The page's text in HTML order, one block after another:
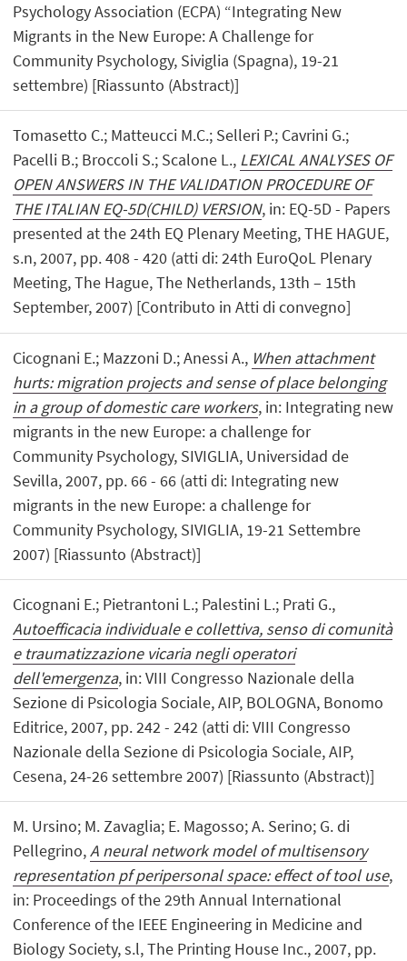
Psychology Association (ECPA) “Integrating New
Migrants in the New Europe: A Challenge for
Community Psychology, Siviglia (Spagna), 19-21
settembre) [Riassunto (Abstract)]
Tomasetto C.; Matteucci M.C.; Selleri P.; Cavrini G.;
Pacelli B.; Broccoli S.; Scalone L., LEXICAL ANALYSES OF
OPEN ANSWERS IN THE VALIDATION PROCEDURE OF
THE ITALIAN EQ-5D(CHILD) VERSION, in: EQ-5D - Papers
presented at the 24th EQ Plenary Meeting, THE HAGUE,
s.n, 2007, pp. 408 - 420 (atti di: 24th EuroQoL Plenary
Meeting, The Hague, The Netherlands, 13th – 15th
September, 2007) [Contributo in Atti di convegno]
Cicognani E.; Mazzoni D.; Anessi A., When attachment
hurts: migration projects and sense of place belonging
in a group of domestic care workers, in: Integrating new
migrants in the new Europe: a challenge for
Community Psychology, SIVIGLIA, Universidad de
Sevilla, 2007, pp. 66 - 66 (atti di: Integrating new
migrants in the new Europe: a challenge for
Community Psychology, SIVIGLIA, 19-21 Settembre
2007) [Riassunto (Abstract)]
Cicognani E.; Pietrantoni L.; Palestini L.; Prati G.,
Autoefficacia individuale e collettiva, senso di comunità
e traumatizzazione vicaria negli operatori
dell'emergenza, in: VIII Congresso Nazionale della
Sezione di Psicologia Sociale, AIP, BOLOGNA, Bonomo
Editrice, 2007, pp. 242 - 242 (atti di: VIII Congresso
Nazionale della Sezione di Psicologia Sociale, AIP,
Cesena, 24-26 settembre 2007) [Riassunto (Abstract)]
M. Ursino; M. Zavaglia; E. Magosso; A. Serino; G. di
Pellegrino,A neural network model of multisensory
representation pf peripersonal space: effect of tool use,
in: Proceedings of the 29th Annual International
Conference of the IEEE Engineering in Medicine and
Biology Society, s.l, The Printing House Inc., 2007, pp.